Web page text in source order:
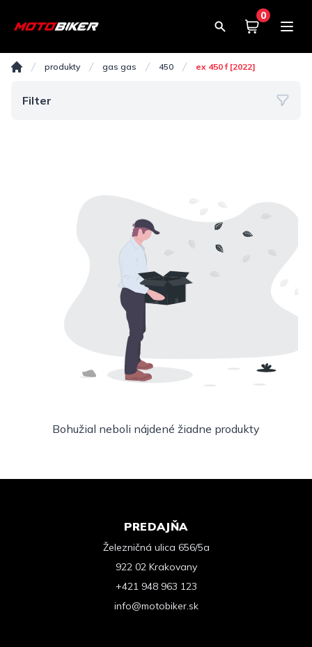
0
Košík 0,00€
EX 450 F [2022]
produkty gas gas 450 ex 450 f [2022]
Filter
Bohužial neboli nájdené žiadne produkty
PREDAJŇA
Železničná ulica 656/5a
922 02 Krakovany
+421 948 963 123
info@motobiker.sk